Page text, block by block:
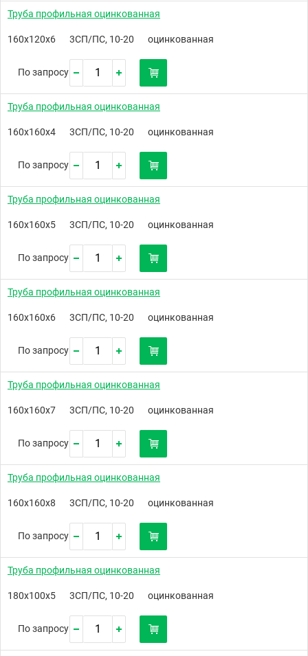
Труба профильная оцинкованная
160х120х6 3СП/ПС, 10-20 оцинкованная
По запросу
Труба профильная оцинкованная
160х160х4 3СП/ПС, 10-20 оцинкованная
По запросу
Труба профильная оцинкованная
160х160х5 3СП/ПС, 10-20 оцинкованная
По запросу
Труба профильная оцинкованная
160х160х6 3СП/ПС, 10-20 оцинкованная
По запросу
Труба профильная оцинкованная
160х160х7 3СП/ПС, 10-20 оцинкованная
По запросу
Труба профильная оцинкованная
160х160х8 3СП/ПС, 10-20 оцинкованная
По запросу
Труба профильная оцинкованная
180х100х5 3СП/ПС, 10-20 оцинкованная
По запросу